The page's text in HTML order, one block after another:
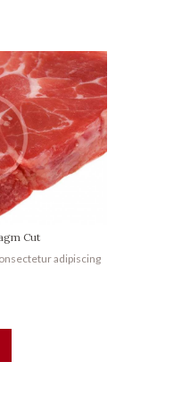
Cut
adipiscing